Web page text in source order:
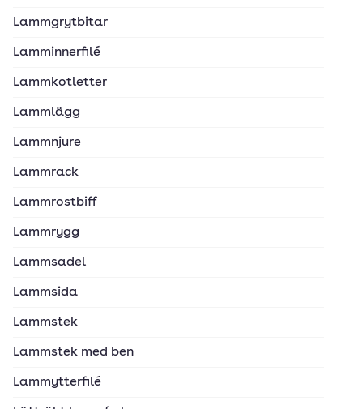
Lammgrytbitar
Lamminnerfilé
Lammkotletter
Lammlägg
Lammnjure
Lammrack
Lammrostbiff
Lammrygg
Lammsadel
Lammsida
Lammstek
Lammstek med ben
Lammytterfilé